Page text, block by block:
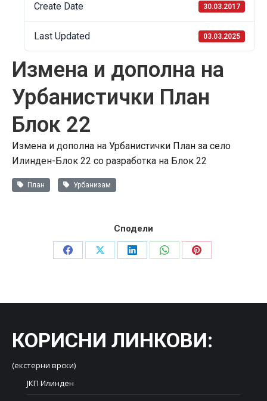
Create Date 30.03.2017
Last Updated 03.03.2025
Измена и дополна на
Урбанистички План
Блок 22
Измена и дополна на Урбанистички План за село
Илинден-Блок 22 со разработка на Блок 22
План Урбанизам
Сподели
Share
Share
Share
Share
Share
КОРИСНИ ЛИНКОВИ:
(екстерни врски)
ЈКП Илинден